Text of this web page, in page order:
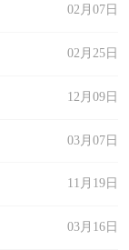
02月07日
02月25日
12月09日
03月07日
11月19日
03月16日